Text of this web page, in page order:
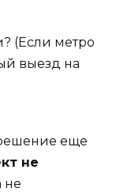
(Если метро
выезд на
еще
не
не